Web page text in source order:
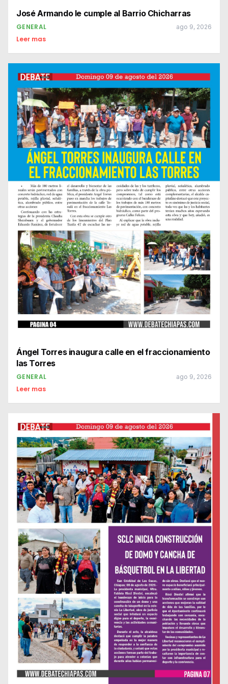
José Armando le cumple al Barrio Chicharras
GENERAL ago 9, 2026
Leer mas
Ángel Torres inaugura calle en el fraccionamiento
las Torres
GENERAL ago 9, 2026
Leer mas